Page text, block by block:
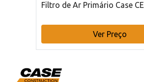
Filtro de Ar Primário Case CE
Ver Preço